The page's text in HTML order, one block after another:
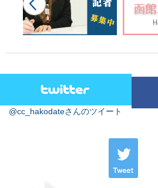
@cc_hakodateさんのツイート